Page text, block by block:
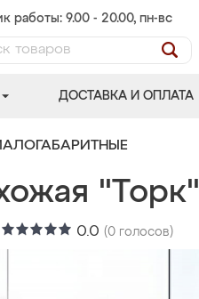
работы: 9.00 - 20.00, пн-вс
ДОСТАВКА И ОПЛАТА
"Торк"
0.0 (0 голосов)